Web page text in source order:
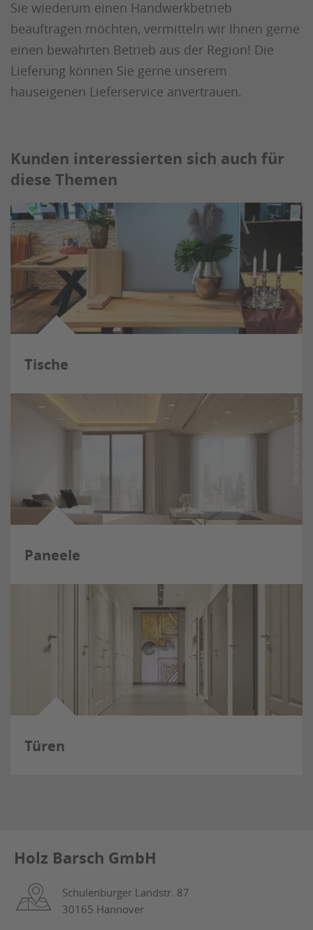
Sie wiederum einen Handwerkbetrieb
beauftragen möchten, vermitteln wir Ihnen gerne
einen bewährten Betrieb aus der Region! Die
Lieferung können Sie gerne unserem
hauseigenen Lieferservice anvertrauen.
Kunden interessierten sich auch für
diese Themen
Tische
Paneele
Türen
Holz Barsch GmbH
Schulenburger Landstr. 87
30165 Hannover